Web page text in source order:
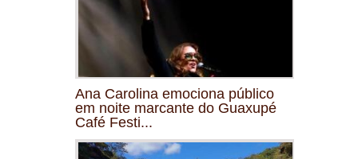
Ana Carolina emociona público
em noite marcante do Guaxupé
Café Festi...